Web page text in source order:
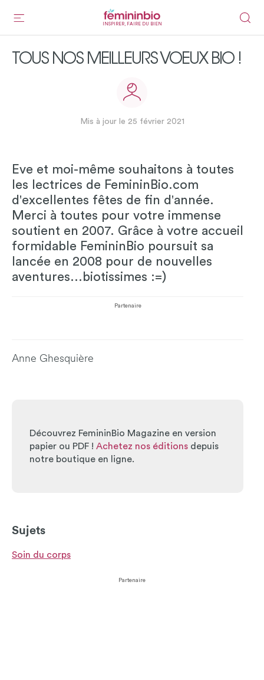
INSPIRER, FAIRE DU BIEN
TOUS NOS MEILLEURS VOEUX BIO !
Mis à jour le 25 février 2021
Eve et moi-même souhaitons à toutes
les lectrices de FemininBio.com
d'excellentes fêtes de fin d'année.
Merci à toutes pour votre immense
soutient en 2007. Grâce à votre accueil
formidable FemininBio poursuit sa
lancée en 2008 pour de nouvelles
aventures...biotissimes :=)
Partenaire
Anne Ghesquière
Découvrez FemininBio Magazine en version
papier ou PDF ! Achetez nos éditions depuis
notre boutique en ligne.
Sujets
Soin du corps
Partenaire